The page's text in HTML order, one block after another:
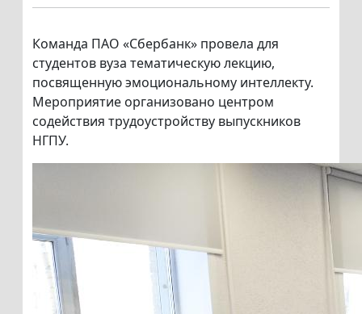
Команда ПАО «Сбербанк» провела для
студентов вуза тематическую лекцию,
посвященную эмоциональному интеллекту.
Мероприятие организовано центром
содействия трудоустройству выпускников
НГПУ.